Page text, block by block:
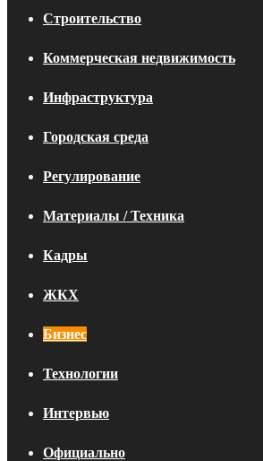
Строительство
Коммерческая недвижимость
Инфраструктура
Городская среда
Регулирование
Материалы / Техника
Кадры
ЖКХ
Бизнес
Технологии
Интервью
Официально